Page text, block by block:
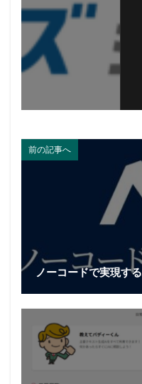
前の記事へ
ノーコードで実現す